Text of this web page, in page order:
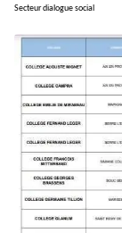
Secteur dialogue social